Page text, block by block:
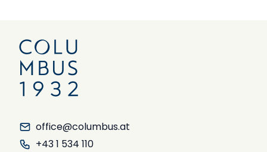
office@columbus.at
+43 1 534 110